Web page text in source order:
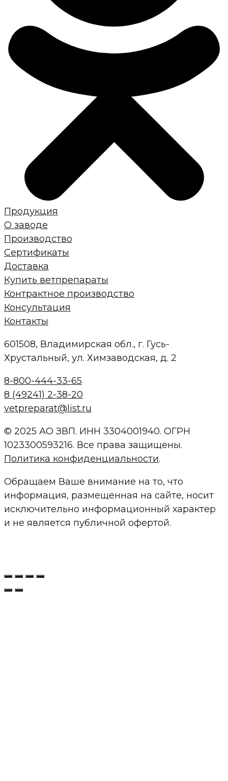
Продукция
О заводе
Производство
Сертификаты
Доставка
Купить ветпрепараты
Контрактное производство
Консультация
Контакты
601508, Владимирская обл., г. Гусь-
Хрустальный, ул. Химзаводская, д. 2
8-800-444-33-65
8 (49241) 2-38-20
vetpreparat@list.ru
© 2025 АО ЗВП. ИНН 3304001940. ОГРН
1023300593216. Все права защищены.
Политика конфиденциальности.
Обращаем Ваше внимание на то, что
информация, размещенная на сайте, носит
исключительно информационный характер
и не является публичной офертой.